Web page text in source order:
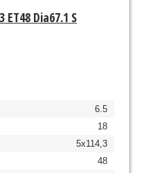
ET48 Dia67.1 S
6.5
18
5x114,3
48